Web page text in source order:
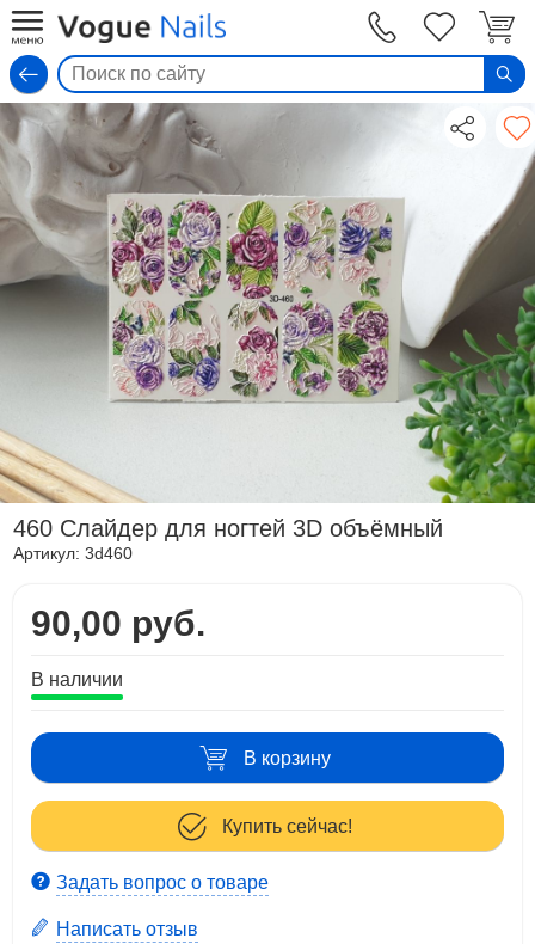
460 Слайдер для ногтей 3D объёмный
Артикул:3d460
90,00 руб.
В наличии
В корзину
Купить сейчас!
Задать вопрос о товаре
Написать отзыв